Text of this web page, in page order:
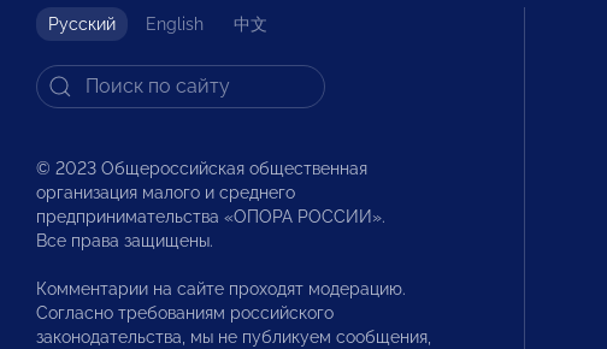
Русский English 中文
© 2023 Общероссийская общественная
организация малого и среднего
предпринимательства «ОПОРА РОССИИ».
Все права защищены.
Комментарии на сайте проходят модерацию.
Согласно требованиям российского
законодательства, мы не публикуем сообщения,